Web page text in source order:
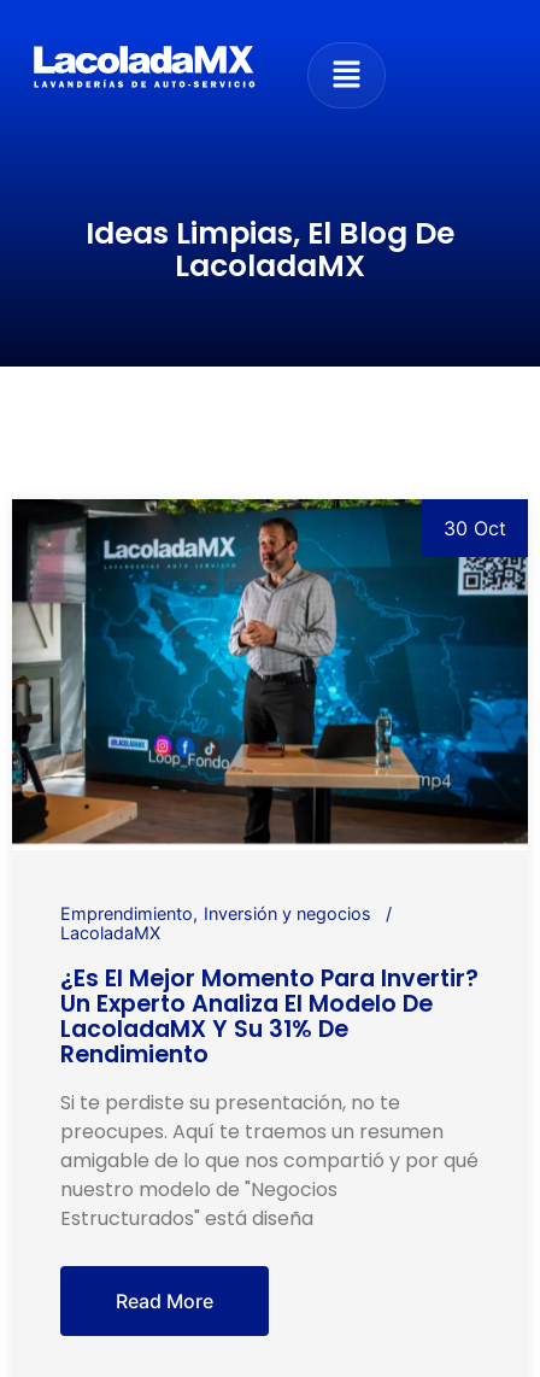
Ideas Limpias, El Blog De
LacoladaMX
30 Oct
Emprendimiento
Inversión y negocios
LacoladaMX
¿Es El Mejor Momento Para Invertir?
Un Experto Analiza El Modelo De
LacoladaMX Y Su 31% De
Rendimiento
Si te perdiste su presentación, no te
preocupes. Aquí te traemos un resumen
amigable de lo que nos compartió y por qué
nuestro modelo de "Negocios
Estructurados" está diseña
Read More